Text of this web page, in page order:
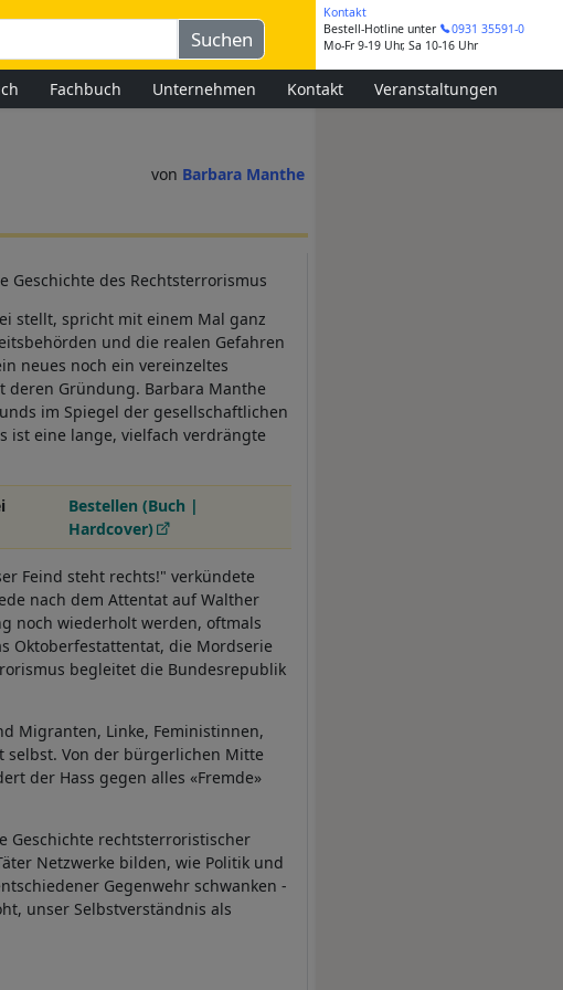
Kontakt
Bestell-Hotline unter
0931 35591-0
Mo-Fr 9-19 Uhr, Sa 10-16 Uhr
Fachbuch Unternehmen Kontakt Veranstaltungen
Barbara Manthe
Geschichte des Rechtsterrorismus
stellt, spricht mit einem Mal ganz
und die realen Gefahren
neues noch ein vereinzeltes
deren Gründung. Barbara Manthe
im Spiegel der gesellschaftlichen
ist eine lange, vielfach verdrängte
Bestellen (Buch |
Hardcover)
Feind steht rechts!" verkündete
nach dem Attentat auf Walther
noch wiederholt werden, oftmals
Oktoberfestattentat, die Mordserie
begleitet die Bundesrepublik
Migranten, Linke, Feministinnen,
selbst. Von der bürgerlichen Mitte
der Hass gegen alles «Fremde»
Geschichte rechtsterroristischer
Netzwerke bilden, wie Politik und
Gegenwehr schwanken -
unser Selbstverständnis als